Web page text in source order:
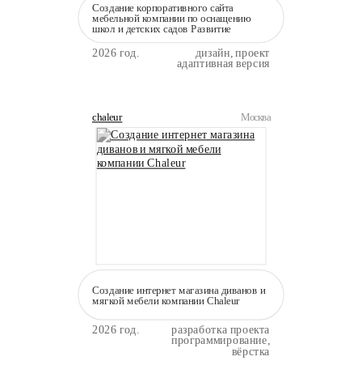
Создание корпоративного сайта
мебельной компании по оснащению
школ и детских садов Развитие
2026 год. дизайн, проект
адаптивная версия
chaleur Москва
Создание интернет магазина диванов и
мягкой мебели компании Сhaleur
2026 год. разработка проекта
программирование,
вёрстка